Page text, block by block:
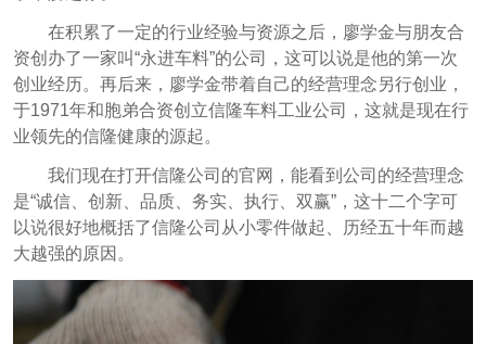
在积累了一定的行业经验与资源之后，廖学金与朋友合
资创办了一家叫“永进车料”的公司，这可以说是他的第一次
创业经历。再后来，廖学金带着自己的经营理念另行创业，
于1971年和胞弟合资创立信隆车料工业公司，这就是现在行
业领先的信隆健康的源起。
我们现在打开信隆公司的官网，能看到公司的经营理念
是“诚信、创新、品质、务实、执行、双赢”，这十二个字可
以说很好地概括了信隆公司从小零件做起、历经五十年而越
大越强的原因。